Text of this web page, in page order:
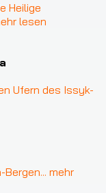
Heilige
lesen
Ufern des Issyk-
Bergen... mehr